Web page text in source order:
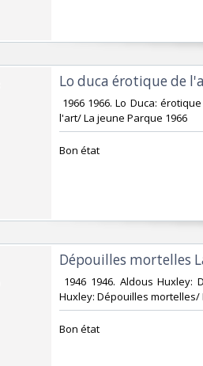
‎Lo duca érotique de
1966 1966. Lo Duca:
l'art/ La jeune Parque 1966‎
‎Bon état‎
‎Dépouilles mortelles
1946 1946. Aldous
Huxley: Dépouilles mortelles/
‎Bon état‎